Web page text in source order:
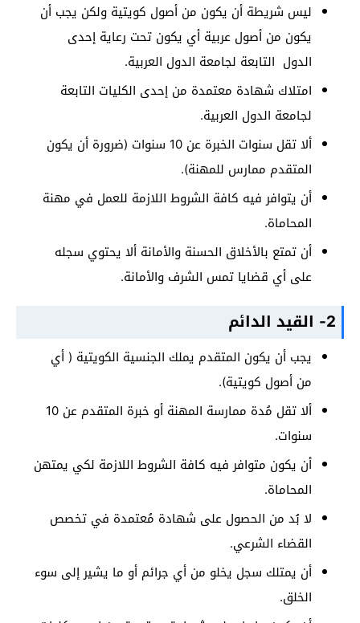
ليس شريطة أن يكون من أصول كويتية ولكن يجب أن
يكون من أصول عربية أي يكون تحت رعاية إحدى
الدول التابعة لجامعة الدول العربية.
امتلاك شهادة معتمدة من إحدى الكليات التابعة
لجامعة الدول العربية.
ألا تقل سنوات الخبرة عن 10 سنوات (ضرورة أن يكون
المتقدم ممارس للمهنة).
أن يتوافر فيه كافة الشروط اللازمة للعمل في مهنة
المحاماة.
أن تمتع بالأخلاق الحسنة والأمانة ألا يحتوي سجله
على أي قضايا تمس الشرف والأمانة.
2- القيد الدائم
يجب أن يكون المتقدم يملك الجنسية الكويتية ( أي
من أصول كويتية).
ألا تقل مُدة ممارسة المهنة أو خبرة المتقدم عن 10
سنوات.
أن يكون متوافر فيه كافة الشروط اللازمة لكي يمتهن
المحاماة.
لا بُد من الحصول على شهادة مُعتمدة في تخصص
القضاء الشرعي.
أن يمتلك سجل يخلو من أي جرائم أو ما يشير إلى سوء
الخلق.